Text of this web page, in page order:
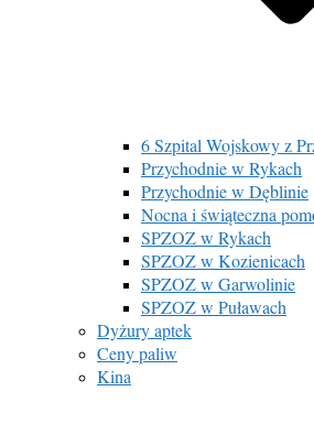
6 Szpital Wojskowy z
Przychodnie w Rykach
Przychodnie w Dęblinie
Nocna i świąteczna
SPZOZ w Rykach
SPZOZ w Kozienicach
SPZOZ w Garwolinie
SPZOZ w Puławach
Dyżury aptek
Ceny paliw
Kina